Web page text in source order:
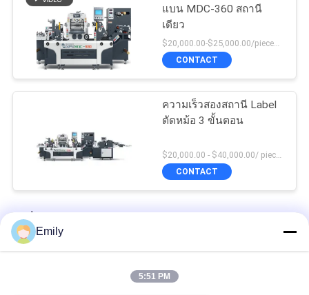
แบน MDC-360 สถานี
เดียว
$20,000.00-$25,000.00/pieces MOQ:1
CONTACT
ความเร็วสองสถานี Label
ตัดหม้อ 3 ขั้นตอน
$20,000.00 - $40,000.00/ piece negotiable MOQ:1
CONTACT
เครื่องตัดตายแบบแท่น
เครื่องตัดหม้อหม้อหม้อหม้อหม้อ
เครื่องตัดสติ๊กเกอร์สติ๊กเกอร์สติ๊กเกอร์สติ๊กเกอร์สติ๊กเกอร์
Emily
5:51 PM